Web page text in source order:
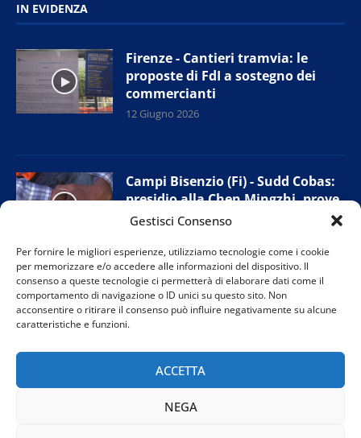
Gestisci Consenso
Per fornire le migliori esperienze, utilizziamo tecnologie come i cookie
per memorizzare e/o accedere alle informazioni del dispositivo. Il
consenso a queste tecnologie ci permetterà di elaborare dati come il
comportamento di navigazione o ID unici su questo sito. Non
acconsentire o ritirare il consenso può influire negativamente su alcune
caratteristiche e funzioni.
ACCETTA
NEGA
IN EVIDENZA
Firenze - Cantieri tramvia: le
proposte di FdI a sostegno dei
commercianti
12 Giugno 2026
Campi Bisenzio (Fi) - Sudd Cobas:
presidio alla Chen Mingzhi, prove
di accordo con l’azienda
Prato - Nuova giunta provinciale
Confesercenti: “Tutelare i negozi